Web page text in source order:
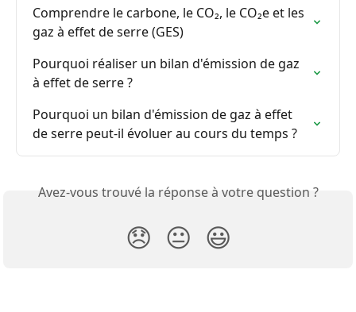
Comprendre le carbone, le CO₂, le CO₂e et les
gaz à effet de serre (GES)
Pourquoi réaliser un bilan d'émission de gaz
à effet de serre ?
Pourquoi un bilan d'émission de gaz à effet
de serre peut-il évoluer au cours du temps ?
Avez-vous trouvé la réponse à votre question ?
😞 😐 😃